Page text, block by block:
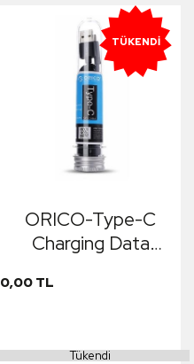
TÜKENDI
ORICO-Type-C
Charging Data
0,00 TL
Tükendi